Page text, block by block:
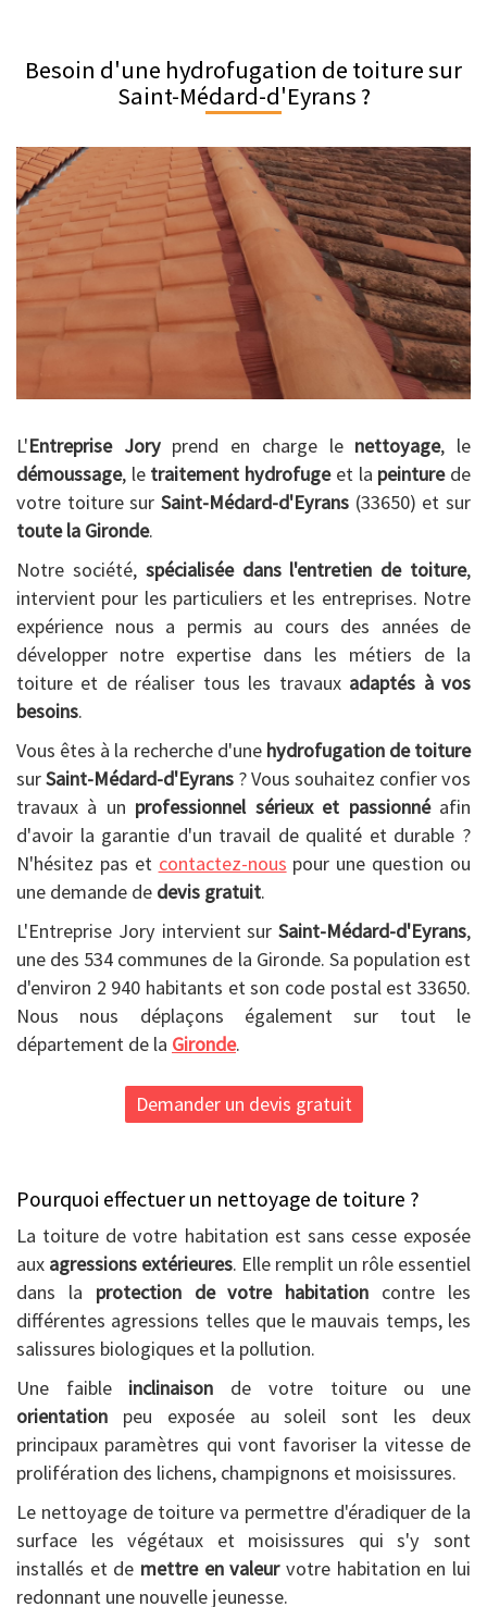
Besoin d'une hydrofugation de toiture sur
Saint-Médard-d'Eyrans ?
L'Entreprise Joryprend en charge le nettoyage, le
démoussage, le traitement hydrofugeet la peinturede
votre toiture sur Saint-Médard-d'Eyrans (33650) et sur
toute la Gironde.
Notre société, spécialisée dans l'entretien de toiture,
intervient pour les particuliers et les entreprises. Notre
expérience nous a permis au cours des années de
développer notre expertise dans les métiers de la
toiture et de réaliser tous les travaux adaptés à vos
besoins.
Vous êtes à la recherche d'une hydrofugation de toiture
surSaint-Médard-d'Eyrans ? Vous souhaitez confier vos
travaux à un professionnel sérieux et passionnéafin
d'avoir la garantie d'un travail de qualité et durable ?
N'hésitez pas et contactez-nous pour une question ou
une demande de devis gratuit.
L'Entreprise Jory intervient sur Saint-Médard-d'Eyrans,
une des 534 communes de la Gironde. Sa population est
d'environ 2 940 habitants et son code postal est 33650.
Nous nous déplaçons également sur tout le
département de la Gironde.
Demander un devis gratuit
Pourquoi effectuer un nettoyage de toiture ?
La toiture de votre habitation est sans cesse exposée
aux agressions extérieures. Elle remplit un rôle essentiel
dans la protection de votre habitation contre les
différentes agressions telles que le mauvais temps, les
salissures biologiques et la pollution.
Une faible inclinaison de votre toiture ou une
orientation peu exposée au soleil sont les deux
principaux paramètres qui vont favoriser la vitesse de
prolifération des lichens, champignons et moisissures.
Le nettoyage de toiture va permettre d'éradiquer de la
surface les végétaux et moisissures qui s'y sont
installés et de mettre en valeurvotre habitation en lui
redonnant une nouvelle jeunesse.